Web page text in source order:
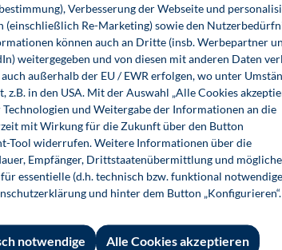
Shop-Service Für Autor-/
Verbesserung der Webseite und
Re-Marketing) sowie den
können auch an Dritte (insb. Werbepartner
weitergegeben und von diesen mit anderen Daten
außerhalb der EU / EWR erfolgen, wo unter
in den USA. Mit der Auswahl „Alle Cookies
und Weitergabe der Informationen an die
mit Wirkung für die Zukunft über den Button
Tool widerrufen. Weitere Informationen über die
Empfänger, Drittstaatenübermittlung und mögliche
essentielle (d.h. technisch bzw. funktional
und hinter dem Button „Konfigurieren“.
notwendige Alle Cookies akzeptieren